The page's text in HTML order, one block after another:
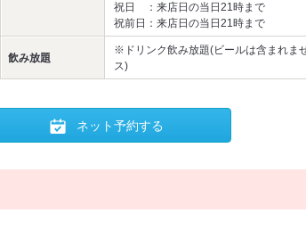
祝日 ：来店日の当日21時まで
祝前日：来店日の当日21時まで
飲み放題
※ドリンク飲み放題(ビールは含まれま
ス)
ネット予約する